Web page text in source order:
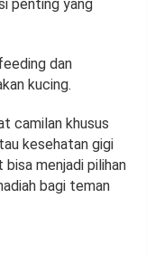
penting yang
dan
kucing.
camilan khusus
kesehatan gigi
menjadi pilihan
bagi teman